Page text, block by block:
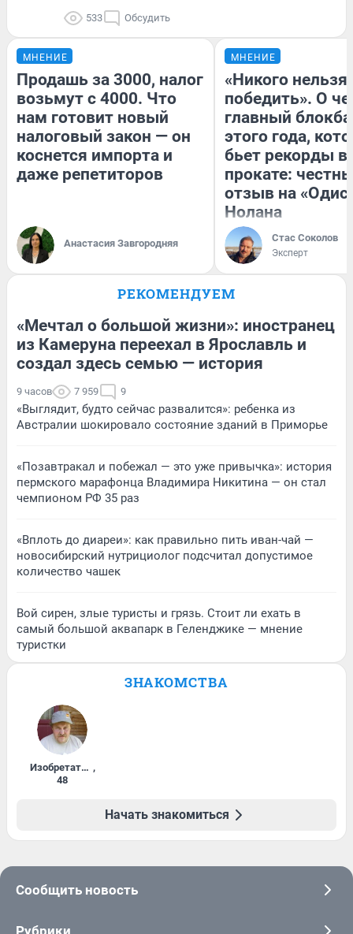
533 Обсудить
МНЕНИЕ
Продашь за 3000, налог
возьмут с 4000. Что
нам готовит новый
налоговый закон — он
коснется импорта и
даже репетиторов
Анастасия Завгородняя
МНЕНИЕ
«Никого нельзя
победить». О
главный
этого года,
бьет рекорды в
прокате:
отзыв на
Нолана
Стас Соколов
Эксперт
РЕКОМЕНДУЕМ
«Мечтал о большой жизни»: иностранец
из Камеруна переехал в Ярославль и
создал здесь семью — история
9 часов 7 959 9
«Выглядит, будто сейчас развалится»: ребенка из
Австралии шокировало состояние зданий в Приморье
«Позавтракал и побежал — это уже привычка»: история
пермского марафонца Владимира Никитина — он стал
чемпионом РФ 35 раз
«Вплоть до диареи»: как правильно пить иван-чай —
новосибирский нутрициолог подсчитал допустимое
количество чашек
Вой сирен, злые туристы и грязь. Стоит ли ехать в
самый большой аквапарк в Геленджике — мнение
туристки
ЗНАКОМСТВА
Изобретатель ,
48
Начать знакомиться
Сообщить новость